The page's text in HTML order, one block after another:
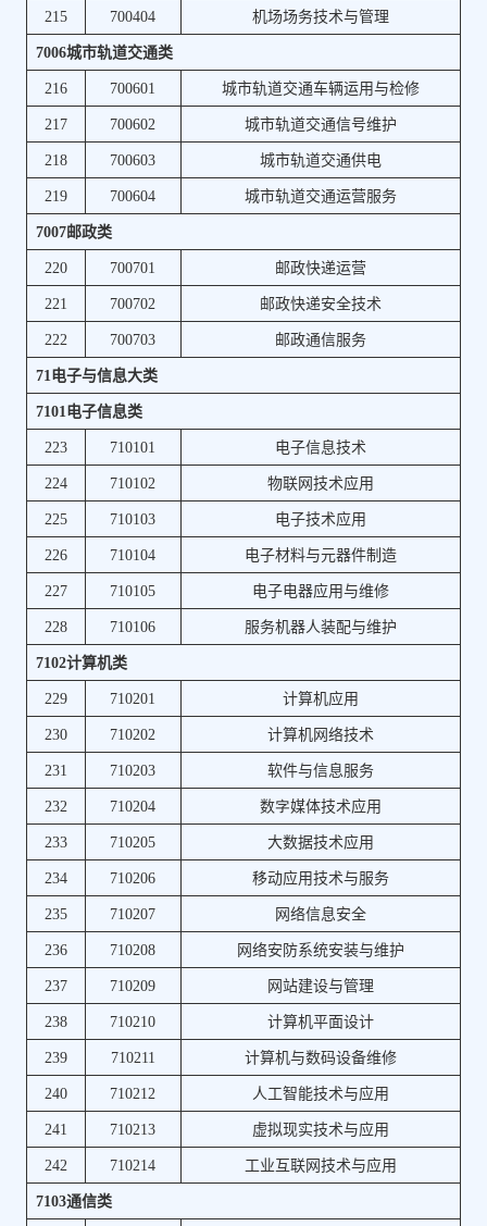
215
700404
机场场务技术与管理
7006城市轨道交通类
216
700601
城市轨道交通车辆运用与检修
217
700602
城市轨道交通信号维护
218
700603
城市轨道交通供电
219
700604
城市轨道交通运营服务
7007邮政类
220
700701
邮政快递运营
221
700702
邮政快递安全技术
222
700703
邮政通信服务
71电子与信息大类
7101电子信息类
223
710101
电子信息技术
224
710102
物联网技术应用
225
710103
电子技术应用
226
710104
电子材料与元器件制造
227
710105
电子电器应用与维修
228
710106
服务机器人装配与维护
7102计算机类
229
710201
计算机应用
230
710202
计算机网络技术
231
710203
软件与信息服务
232
710204
数字媒体技术应用
233
710205
大数据技术应用
234
710206
移动应用技术与服务
235
710207
网络信息安全
236
710208
网络安防系统安装与维护
237
710209
网站建设与管理
238
710210
计算机平面设计
239
710211
计算机与数码设备维修
240
710212
人工智能技术与应用
241
710213
虚拟现实技术与应用
242
710214
工业互联网技术与应用
7103通信类